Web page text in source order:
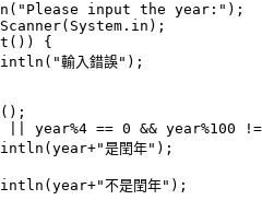
input the year:");
{
輸入錯誤");
|| year%4 == 0 && year%100
是閏年");
不是閏年");